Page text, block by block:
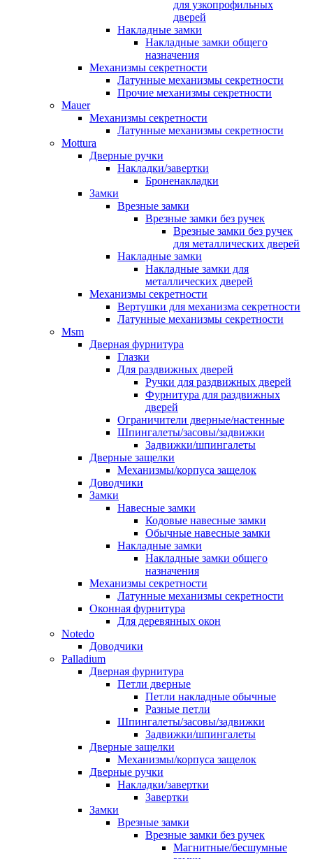
для узкопрофильных
дверей
Накладные замки
Накладные замки общего
назначения
Механизмы секретности
Латунные механизмы секретности
Прочие механизмы секретности
Mauer
Механизмы секретности
Латунные механизмы секретности
Mottura
Дверные ручки
Накладки/завертки
Броненакладки
Замки
Врезные замки
Врезные замки без ручек
Врезные замки без ручек
для металлических дверей
Накладные замки
Накладные замки для
металлических дверей
Механизмы секретности
Вертушки для механизма секретности
Латунные механизмы секретности
Msm
Дверная фурнитура
Глазки
Для раздвижных дверей
Ручки для раздвижных дверей
Фурнитура для раздвижных
дверей
Ограничители дверные/настенные
Шпингалеты/засовы/задвижки
Задвижки/шпингалеты
Дверные защелки
Механизмы/корпуса защелок
Доводчики
Замки
Навесные замки
Кодовые навесные замки
Обычные навесные замки
Накладные замки
Накладные замки общего
назначения
Механизмы секретности
Латунные механизмы секретности
Оконная фурнитура
Для деревянных окон
Notedo
Доводчики
Palladium
Дверная фурнитура
Петли дверные
Петли накладные обычные
Разные петли
Шпингалеты/засовы/задвижки
Задвижки/шпингалеты
Дверные защелки
Механизмы/корпуса защелок
Дверные ручки
Накладки/завертки
Завертки
Замки
Врезные замки
Врезные замки без ручек
Магнитные/бесшумные